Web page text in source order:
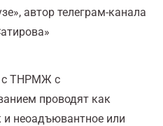
автор телеграм-канала
с ТНРМЖ с
проводят как
и неоадъювантное или